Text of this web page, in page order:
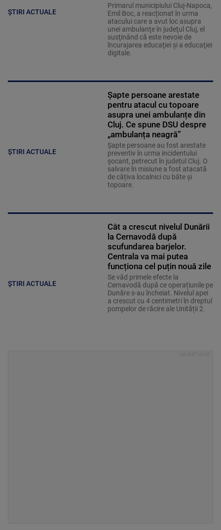
ȘTIRI ACTUALE
Primarul municipiului Cluj-Napoca,
Emil Boc, a reacționat în urma
atacului care a avut loc asupra
unei ambulanţe în judeţul Cluj, el
susţinând că este nevoie de
încurajarea educaţiei şi a educaţiei
digitale.
ȘTIRI ACTUALE
Șapte persoane arestate
pentru atacul cu topoare
asupra unei ambulanțe din
Cluj. Ce spune DSU despre
„ambulanța neagră”
Șapte persoane au fost arestate
preventiv în urma incidentului
șocant, petrecut în județul Cluj. O
salvare în misiune a fost atacată
de câțiva localnici cu bâte și
topoare.
ȘTIRI ACTUALE
Cât a crescut nivelul Dunării
la Cernavodă după
scufundarea barjelor.
Centrala va mai putea
funcționa cel puțin nouă zile
Se văd primele efecte la
Cernavodă după ce operațiunile pe
Dunăre s-au încheiat. Nivelul apei
a crescut cu 4 centimetri în dreptul
pompelor de răcire ale Unității 2.